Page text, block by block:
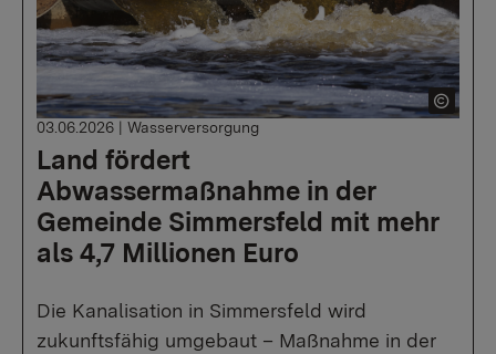
Land fördert
Abwassermaßnahme in der
Gemeinde Simmersfeld mit mehr
als 4,7 Millionen Euro
03.06.2026 | Wasserversorgung
Die Kanalisation in Simmersfeld wird
zukunftsfähig umgebaut – Maßnahme in der